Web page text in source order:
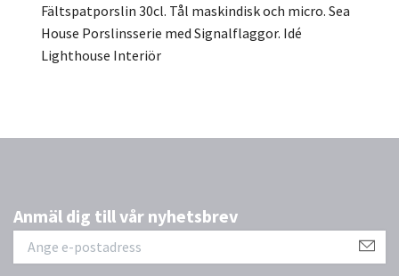
Fältspatporslin 30cl. Tål maskindisk och micro. Sea
House Porslinsserie med Signalflaggor. Idé
Lighthouse Interiör
Anmäl dig till vår nyhetsbrev